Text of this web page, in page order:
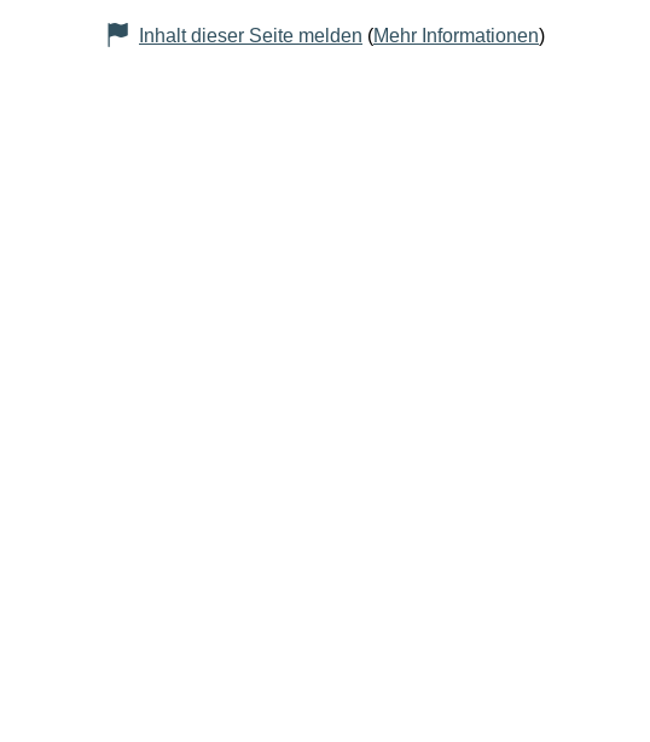
Inhalt dieser Seite melden (Mehr Informationen)